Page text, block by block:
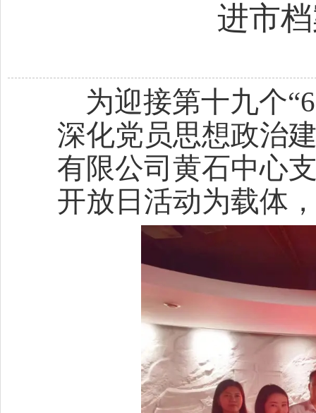
进市
为迎接第十九个
深化党员思想政治
有限公司黄石中心
开放日活动为载体